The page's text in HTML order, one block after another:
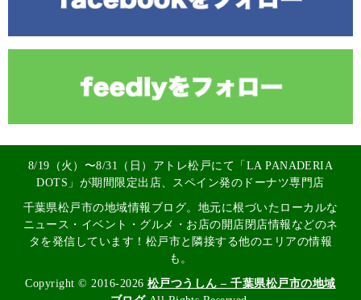
8/19（火）〜8/31（日）アトレ松戸にて「LA PANADERIA
DOTS」が期間限定出店、スペイン発のドーナツ専門店
千葉県松戸市の地域情報ブログ。地元に根づいたローカルな
ニュース・イベント・グルメ・お店の開店閉店情報などのネ
タを発信しています！松戸市と隣接する他のエリアの情報
も。
Copyright © 2016-2026 松戸つうしん – 千葉県松戸市の地域